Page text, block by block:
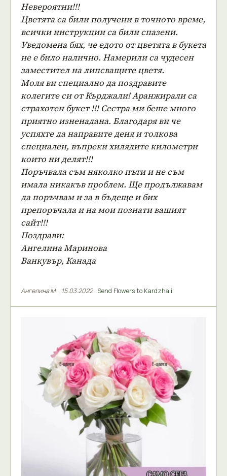
Невероятни!!!
Цветята са били получени в точното време,
всички инструкции са били спазени.
Уведомена бях, че едото от цветята в букета
не е било налично. Намерили са чудесен
заместител на липсващите цветя.
Моля ви специално да поздравите
колегите си от Кърджали! Аранжирали са
страхотен букет !!! Сестра ми беше много
приятно изненадана. Благодаря ви че
успяхте да направите деня и толкова
специален, въпреки хилядите километри
които ни делят!!!
Поръчвала съм няколко пъти и не съм
имала никакъв проблем. Ще продължавам
да поръчвам и за в бъдеще и бих
препоръчала и на мои познати вашият
сайт!!!
Поздрави:
Ангелина Маринова
Ванкувър, Канада
Ангелина М. , 15.03.2022· Send Flowers to Kardzhali